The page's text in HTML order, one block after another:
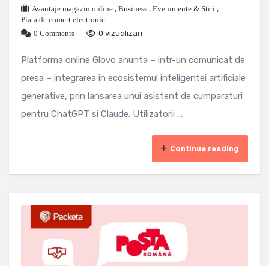
Avantaje magazin online , Business , Evenimente & Stiri ,
Piata de comert electronic
0 Comments
0 vizualizari
Platforma online Glovo anunta – intr-un comunicat de
presa – integrarea in ecosistemul inteligentei artificiale
generative, prin lansarea unui asistent de cumparaturi
pentru ChatGPT si Claude. Utilizatorii ...
Continue reading